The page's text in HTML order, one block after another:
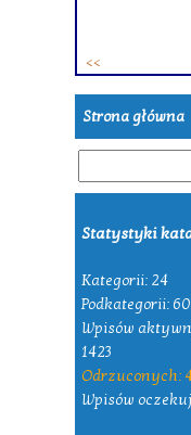
Strona główna
Statystyki
Kategorii: 24
Podkategorii:
Wpisów
1423
Odrzuconych:
Wpisów